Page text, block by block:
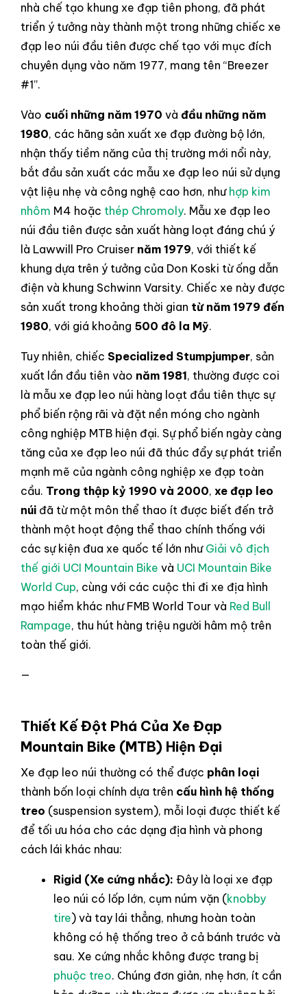
nhà chế tạo khung xe đạp tiên phong, đã phát
triển ý tưởng này thành một trong những chiếc xe
đạp leo núi đầu tiên được chế tạo với mục đích
chuyên dụng vào năm 1977, mang tên “Breezer
#1”.
Vào cuối những năm 1970 và đầu những năm
1980, các hãng sản xuất xe đạp đường bộ lớn,
nhận thấy tiềm năng của thị trường mới nổi này,
bắt đầu sản xuất các mẫu xe đạp leo núi sử dụng
vật liệu nhẹ và công nghệ cao hơn, như hợp kim
nhôm M4 hoặc thép Chromoly. Mẫu xe đạp leo
núi đầu tiên được sản xuất hàng loạt đáng chú ý
là Lawwill Pro Cruiser năm 1979, với thiết kế
khung dựa trên ý tưởng của Don Koski từ ống dẫn
điện và khung Schwinn Varsity. Chiếc xe này được
sản xuất trong khoảng thời gian từ năm 1979 đến
1980, với giá khoảng 500 đô la Mỹ.
Tuy nhiên, chiếc Specialized Stumpjumper, sản
xuất lần đầu tiên vào năm 1981, thường được coi
là mẫu xe đạp leo núi hàng loạt đầu tiên thực sự
phổ biến rộng rãi và đặt nền móng cho ngành
công nghiệp MTB hiện đại. Sự phổ biến ngày càng
tăng của xe đạp leo núi đã thúc đẩy sự phát triển
mạnh mẽ của ngành công nghiệp xe đạp toàn
cầu. Trong thập kỷ 1990 và 2000, xe đạp leo
núi đã từ một môn thể thao ít được biết đến trở
thành một hoạt động thể thao chính thống với
các sự kiện đua xe quốc tế lớn như Giải vô địch
thế giới UCI Mountain Bike và UCI Mountain Bike
World Cup, cùng với các cuộc thi đi xe địa hình
mạo hiểm khác như FMB World Tour và Red Bull
Rampage, thu hút hàng triệu người hâm mộ trên
toàn thế giới.
—
Thiết Kế Đột Phá Của Xe Đạp
Mountain Bike (MTB) Hiện Đại
Xe đạp leo núi thường có thể được phân loại
thành bốn loại chính dựa trên cấu hình hệ thống
treo (suspension system), mỗi loại được thiết kế
để tối ưu hóa cho các dạng địa hình và phong
cách lái khác nhau:
Rigid (Xe cứng nhắc): Đây là loại xe đạp
leo núi có lốp lớn, cụm núm vặn (knobby
tire) và tay lái thẳng, nhưng hoàn toàn
không có hệ thống treo ở cả bánh trước và
sau. Xe cứng nhắc không được trang bị
phuộc treo. Chúng đơn giản, nhẹ hơn, ít cần